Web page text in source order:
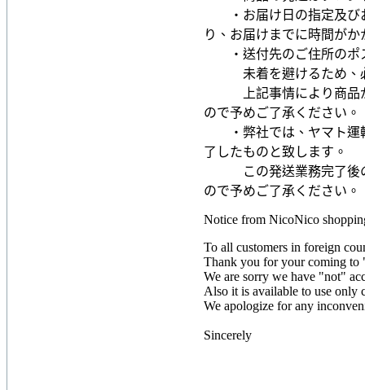
・お届け日の指定及びお
り、お届けまでに時間がか
・送付先のご住所のポ
未着を避けるため、必
上記事情により商品が
ので予めご了承ください。
・弊社では、ヤマト運輸
了したものと致します。
この発送業務完了後の
ので予めご了承ください。
Notice from NicoNico
To all customers in foreign
Thank you for your coming
We are sorry we have "not"
Also it is available to use only
We apologize for any
Sincerely